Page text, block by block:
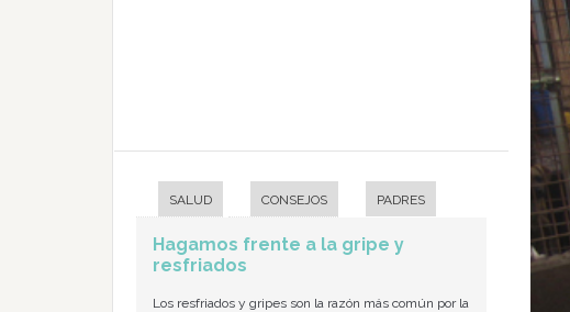
SALUD CONSEJOS PADRES
Hagamos frente a la gripe y
resfriados
Los resfriados y gripes son la razón más común por la